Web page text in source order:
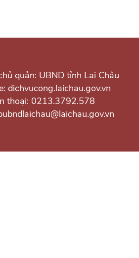
quản: UBND tỉnh Lai Châu
dichvucong.laichau.gov.vn
thoại: 0213.3792.578